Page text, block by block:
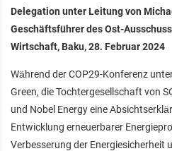
Delegation unter Leitung von
Geschäftsführer des Ost-
Wirtschaft, Baku, 28. Februar 2024
Während der COP29-Konferenz
Green, die Tochtergesellschaft von
und Nobel Energy eine
Entwicklung erneuerbarer
Verbesserung der Energiesicherheit